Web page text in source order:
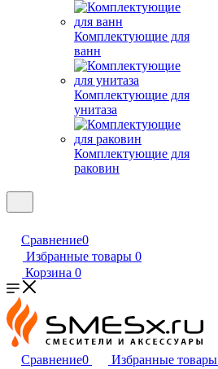
Комплектующие для
ванн
Комплектующие для
унитаза
Комплектующие для
раковин
Сравнение0
Избранные товары 0
Корзина 0
Сравнение0 Избранные товары